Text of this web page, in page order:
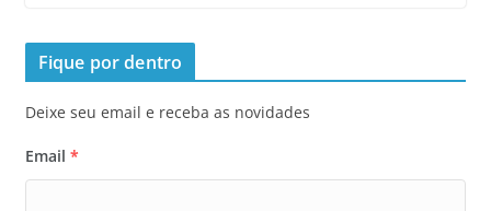
Fique por dentro
Deixe seu email e receba as novidades
Email *